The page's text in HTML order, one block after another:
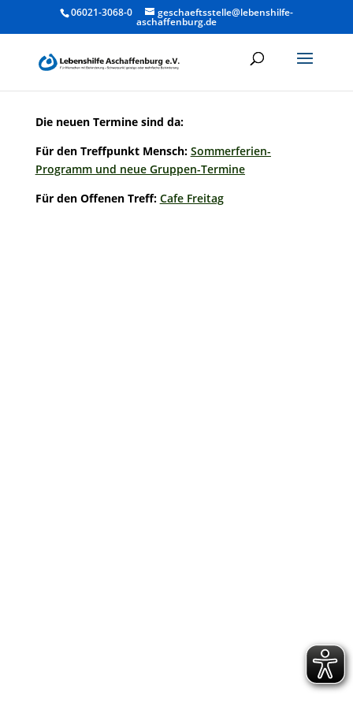
06021-3068-0 geschaeftsstelle@lebenshilfe-
aschaffenburg.de
Die neuen Termine sind da:
Für den Treffpunkt Mensch: Sommerferien-
Programm und neue Gruppen-Termine
Für den Offenen Treff: Cafe Freitag